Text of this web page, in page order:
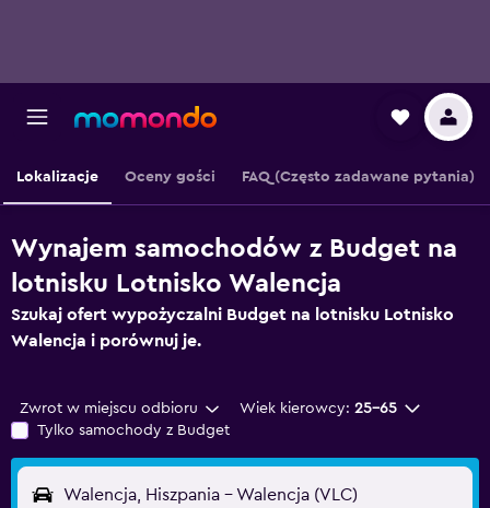
Lokalizacje Oceny gości FAQ (Często zadawane pytania)
Wynajem samochodów z Budget na
lotnisku Lotnisko Walencja
Szukaj ofert wypożyczalni Budget na lotnisku Lotnisko
Walencja i porównuj je.
Zwrot w miejscu odbioru Wiek kierowcy: 25-65
Tylko samochody z Budget
Walencja, Hiszpania - Walencja (VLC)